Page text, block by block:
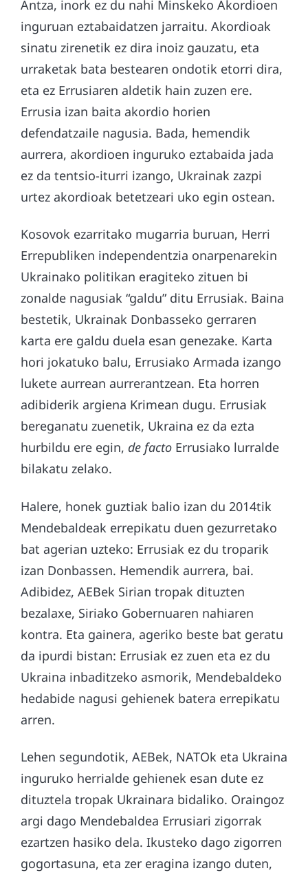
Antza, inork ez du nahi Minskeko Akordioen
inguruan eztabaidatzen jarraitu. Akordioak
sinatu zirenetik ez dira inoiz gauzatu, eta
urraketak bata bestearen ondotik etorri dira,
eta ez Errusiaren aldetik hain zuzen ere.
Errusia izan baita akordio horien
defendatzaile nagusia. Bada, hemendik
aurrera, akordioen inguruko eztabaida jada
ez da tentsio-iturri izango, Ukrainak zazpi
urtez akordioak betetzeari uko egin ostean.
Kosovok ezarritako mugarria buruan, Herri
Errepubliken independentzia onarpenarekin
Ukrainako politikan eragiteko zituen bi
zonalde nagusiak “galdu” ditu Errusiak. Baina
bestetik, Ukrainak Donbasseko gerraren
karta ere galdu duela esan genezake. Karta
hori jokatuko balu, Errusiako Armada izango
lukete aurrean aurrerantzean. Eta horren
adibiderik argiena Krimean dugu. Errusiak
bereganatu zuenetik, Ukraina ez da ezta
hurbildu ere egin, de facto Errusiako lurralde
bilakatu zelako.
Halere, honek guztiak balio izan du 2014tik
Mendebaldeak errepikatu duen gezurretako
bat agerian uzteko: Errusiak ez du troparik
izan Donbassen. Hemendik aurrera, bai.
Adibidez, AEBek Sirian tropak dituzten
bezalaxe, Siriako Gobernuaren nahiaren
kontra. Eta gainera, ageriko beste bat geratu
da ipurdi bistan: Errusiak ez zuen eta ez du
Ukraina inbaditzeko asmorik, Mendebaldeko
hedabide nagusi gehienek batera errepikatu
arren.
Lehen segundotik, AEBek, NATOk eta Ukraina
inguruko herrialde gehienek esan dute ez
dituztela tropak Ukrainara bidaliko. Oraingoz
argi dago Mendebaldea Errusiari zigorrak
ezartzen hasiko dela. Ikusteko dago zigorren
gogortasuna, eta zer eragina izango duten,